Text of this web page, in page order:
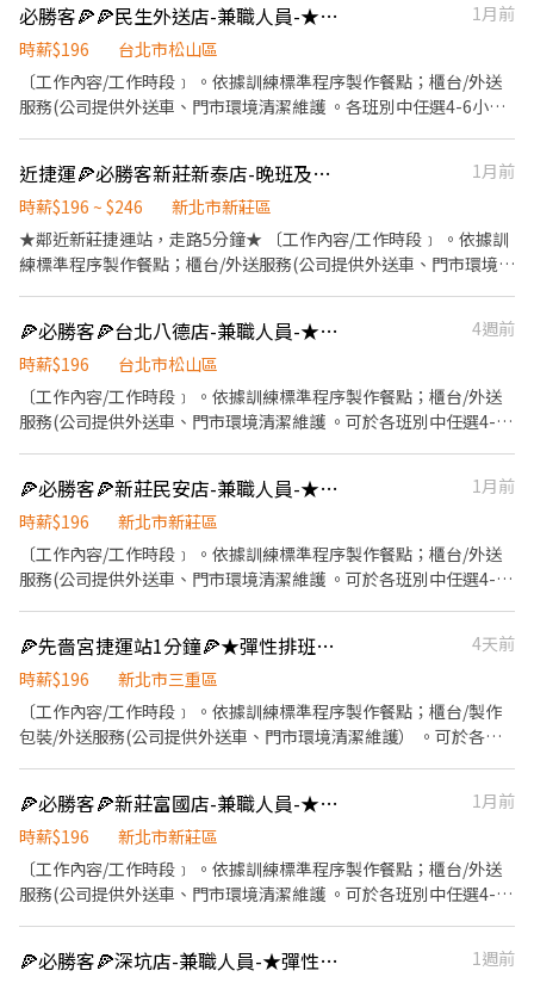
福利禮券 好好與家人歡慶 你旅遊我贊助，每年職福會提供你旅遊津
貼 好好享受幸福人生 ◎ 詳細工作時間於面試時告知
薪($2/時 ◆ 值班津貼：每小時40元(晉升幹部後 ◆ 健檢：任職滿一
年起，公司提供年度健檢照顧你的健康 ◆ 保險：除勞、健、勞退
外，公司更為你投保團保維護你的安全 ◆ 員工用餐折扣：每月任職
滿50小時，即享有乙次員工折扣優惠85折簡訊，除了自用也能分享
給親友共享唷 ◆ 生日/節慶禮卷： 你生日我慶祝，生日當月我們提
福利禮券 好好與家人歡慶 你旅遊我贊助，每年職福會提供你旅遊津
貼 好好享受幸福人生 ◎ 詳細工作時間於面試時告知
必勝客🍕🍕民生外送店-兼職人員-★彈性周排班★-"$196-$240"-
1月前
時薪$196
台北市松山區
〔工作內容/工作時段﹞ 。依據訓練標準程序製作餐點；櫃台/外送
服務(公司提供外送車、門市環境清潔維護 。各班別中任選4-6小時
($2/時 ◆ 值班津貼：每小時40元(晉升幹部後 ◆ 健檢：任職滿一年
起，公司提供年度健檢照顧你的健康 ◆ 保險：除勞、健、勞退外，
公司更為你投保團保維護你的安全 ◆ 員工用餐折扣：每月任職滿50
小時，即享有乙次員工折扣優惠85折簡訊，除了自用也能分享給親
禮券 好好與家人歡慶 你旅遊我贊助，每年職福會提供你旅遊津貼 好
好享受幸福人生 ◎ 詳細工作時間於面試時告知
近捷運🍕必勝客新莊新泰店-晚班及假日兼職人員★彈性周排班★-另享外送獎金
1月前
時薪$196 ~ $246
新北市新莊區
★鄰近新莊捷運站，走路5分鐘★ 〔工作內容/工作時段﹞ 。依據訓
練標準程序製作餐點；櫃台/外送服務(公司提供外送車、門市環境清
每通過一站別考核即可為自己加薪($2/時 ◆ 值班津貼：每小時40元
(晉升幹部後 ◆ 健檢：任職滿一年起，公司提供年度健檢照顧你的
健康 ◆ 保險：除勞、健、勞退外，公司更為你投保團保維護你的安
全 ◆ 員工用餐折扣：每月任職滿50小時，即享有乙次員工折扣優惠
85折簡訊，除了自用也能分享給親友共享唷 ◆ 生日/節慶禮卷： 你
我共歡，重要節慶我們提供你福利禮券 好好與家人歡慶 你旅遊我贊
助，每年職福會提供你旅遊津貼 好好享受幸福人生 ◎ 詳細工作時間
🍕必勝客🍕台北八德店-兼職人員-★彈性周排班★$196$240"-另享外送獎金
4週前
時薪$196
台北市松山區
〔工作內容/工作時段﹞ 。依據訓練標準程序製作餐點；櫃台/外送
服務(公司提供外送車、門市環境清潔維護 。可於各班別中任選4-6
薪($2/時 ◆ 值班津貼：每小時40元(晉升幹部後 ◆ 健檢：任職滿一
年起，公司提供年度健檢照顧你的健康 ◆ 保險：除勞、健、勞退
外，公司更為你投保團保維護你的安全 ◆ 員工用餐折扣：每月任職
滿50小時，即享有乙次員工折扣優惠85折簡訊，除了自用也能分享
給親友共享唷 ◆ 生日/節慶禮卷： 你生日我慶祝，生日當月我們提
福利禮券 好好與家人歡慶 你旅遊我贊助，每年職福會提供你旅遊津
貼 好好享受幸福人生 ◎ 詳細工作時間於面試時告知
🍕必勝客🍕新莊民安店-兼職人員-★彈性周排班★-另享外送獎金
1月前
時薪$196
新北市新莊區
〔工作內容/工作時段﹞ 。依據訓練標準程序製作餐點；櫃台/外送
服務(公司提供外送車、門市環境清潔維護 。可於各班別中任選4-6
薪($2/時 ◆ 值班津貼：每小時40元(晉升幹部後 ◆ 健檢：任職滿一
年起，公司提供年度健檢照顧你的健康 ◆ 保險：除勞、健、勞退
外，公司更為你投保團保維護你的安全 ◆ 員工用餐折扣：每月任職
滿50小時，即享有乙次員工折扣優惠85折簡訊，除了自用也能分享
給親友共享唷 ◆ 生日/節慶禮卷： 你生日我慶祝，生日當月我們提
福利禮券 好好與家人歡慶 你旅遊我贊助，每年職福會提供你旅遊津
貼 好好享受幸福人生 ◎ 詳細工作時間於面試時告知
🍕先嗇宮捷運站1分鐘🍕★彈性排班★享外送津貼（必勝客三重湯城）
4天前
時薪$196
新北市三重區
〔工作內容/工作時段﹞ 。依據訓練標準程序製作餐點；櫃台/製作
包裝/外送服務(公司提供外送車、門市環境清潔維護） 。可於各班
可為自己加薪($2/時） ◆ 值班津貼：每小時40元(晉升幹部後 ◆ 健
檢：任職滿一年起，公司提供年度健檢照顧你的健康 ◆ 保險：除
勞、健、勞退外，公司更為你投保團保維護你的安全 ◆ 員工用餐折
扣：每月任職滿50小時，即享有乙次員工折扣優惠85折簡訊，除了
自用也能分享給親友共享唷 ◆ 生日/節慶禮卷： 你生日我慶祝，生
慶我們提供你福利禮券 好好與家人歡慶 你旅遊我贊助，每年職福會
🍕必勝客🍕新莊富國店-兼職人員-★彈性周排班★-"$196-$240"-另享外送獎金
1月前
時薪$196
新北市新莊區
〔工作內容/工作時段﹞ 。依據訓練標準程序製作餐點；櫃台/外送
服務(公司提供外送車、門市環境清潔維護 。可於各班別中任選4-6
薪($2/時 ◆ 值班津貼：每小時40元(晉升幹部後 ◆ 健檢：任職滿一
🍕必勝客🍕深坑店-兼職人員-★彈性周排班★-"$196-$206"-
1週前